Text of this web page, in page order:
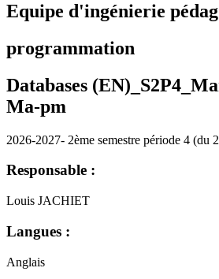
Equipe d'ingénierie
programmation
Databases
Ma-pm
2026-2027- 2ème semestre période 4 (du
Responsable :
Louis JACHIET
Langues :
Anglais